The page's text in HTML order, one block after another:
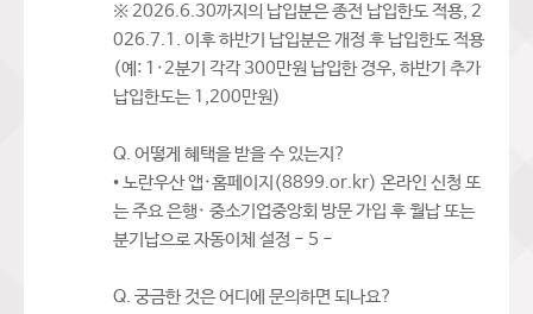
※ 2026.6.30까지의 납입분은 종전 납입한도 적용, 2
026.7.1. 이후 하반기 납입분은 개정 후 납입한도 적용
(예: 1·2분기 각각 300만원 납입한 경우, 하반기 추가
납입한도는 1,200만원)
Q. 어떻게 혜택을 받을 수 있는지?
• 노란우산 앱·홈페이지(8899.or.kr) 온라인 신청 또
는 주요 은행· 중소기업중앙회 방문 가입 후 월납 또는
분기납으로 자동이체 설정 - 5 -
Q. 궁금한 것은 어디에 문의하면 되나요?